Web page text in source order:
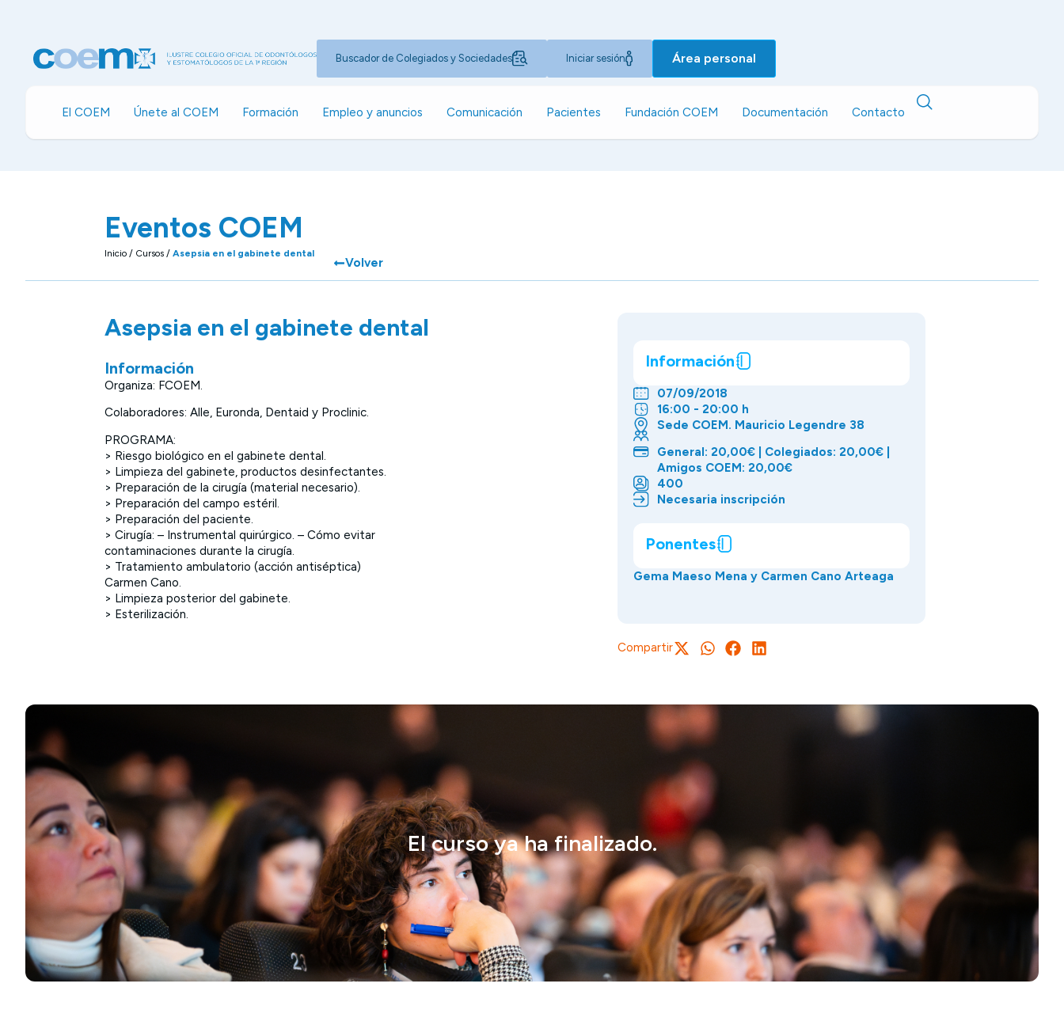
Buscador de Colegiados y Sociedades Iniciar sesión Área personal
El COEM Únete al COEM Formación Empleo y anuncios Comunicación Pacientes Fundación COEM Documentación Contacto
Eventos COEM
Inicio / Cursos / Asepsia en el gabinete dental
Volver
Asepsia en el gabinete dental
Información
Organiza: FCOEM.
Colaboradores: Alle, Euronda, Dentaid y Proclinic.
PROGRAMA:
> Riesgo biológico en el gabinete dental.
> Limpieza del gabinete, productos desinfectantes.
> Preparación de la cirugía (material necesario).
> Preparación del campo estéril.
> Preparación del paciente.
> Cirugía: – Instrumental quirúrgico. – Cómo evitar
contaminaciones durante la cirugía.
> Tratamiento ambulatorio (acción antiséptica)
Carmen Cano.
> Limpieza posterior del gabinete.
> Esterilización.
Información
07/09/2018
16:00 - 20:00 h
Sede COEM. Mauricio Legendre 38
General: 20,00€ | Colegiados: 20,00€ |
Amigos COEM: 20,00€
400
Necesaria inscripción
Ponentes
Gema Maeso Mena y Carmen Cano Arteaga
Compartir
El curso ya ha finalizado.